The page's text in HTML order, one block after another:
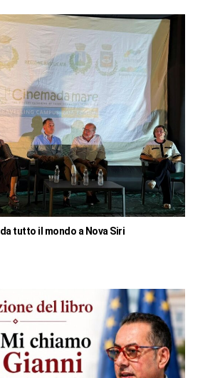
tutto il mondo a Nova Siri